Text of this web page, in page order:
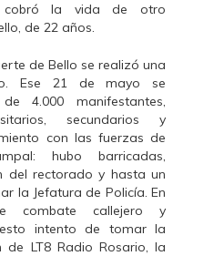
cobró la vida de otro
de 22 años.
de Bello se realizó una
Ese 21 de mayo se
4.000 manifestantes,
secundarios y
con las fuerzas de
hubo barricadas,
del rectorado y hasta un
la Jefatura de Policía. En
combate callejero y
intento de tomar la
de LT8 Radio Rosario, la